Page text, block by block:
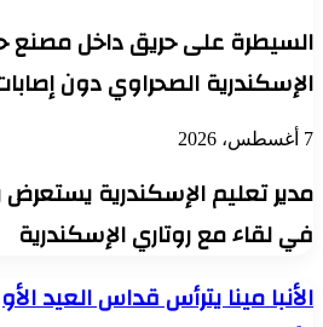
السيطرة على حريق داخل مصنع
الإسكندرية الصحراوي دون
7 أغسطس، 2026
مدير تعليم الإسكندرية يستعرض
في لقاء مع روتاري الإسكندرية
الأنبا
مينا
الأنبا مينا يترأس قداس العيد